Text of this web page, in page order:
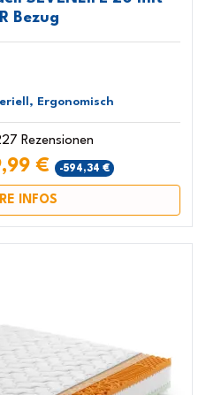
Bezug
Ergonomisch
Rezensionen
€ -594,34 €
INFOS